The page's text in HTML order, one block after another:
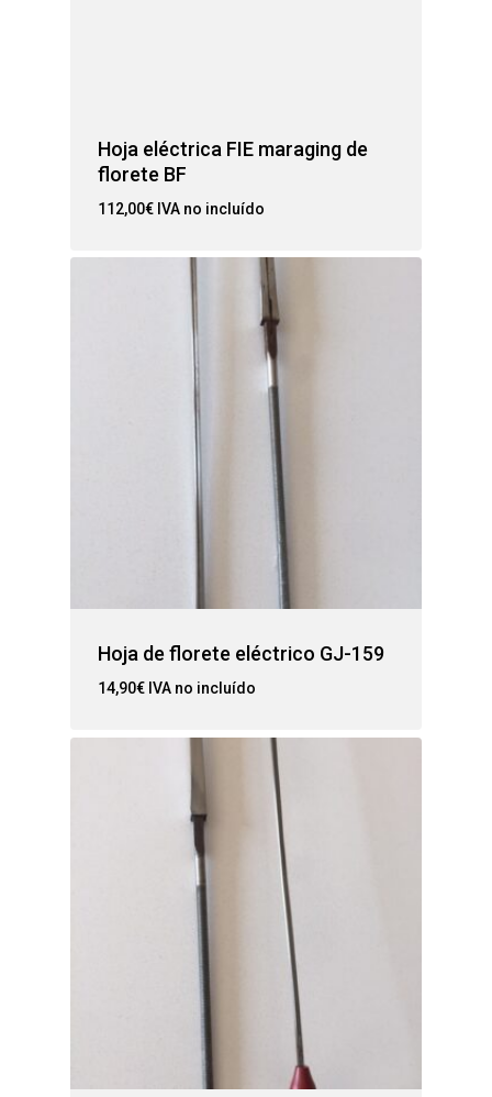
Hoja eléctrica FIE maraging de
florete BF
112,00€ IVA no incluído
Hoja de florete eléctrico GJ-159
14,90€ IVA no incluído